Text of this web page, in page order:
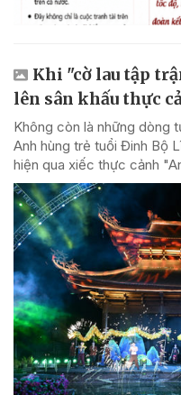
Khi "cờ lau tập
lên sân khấu thực
Không còn là những dòng
Anh hùng trẻ tuổi Đinh Bộ
hiện qua xiếc thực cảnh